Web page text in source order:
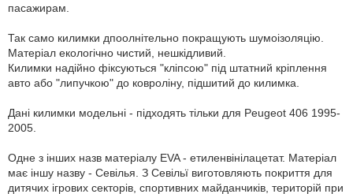
пасажирам.
Так само килимки дпоолнітельно покращують шумоізоляцію.
Матеріал екологічно чистий, нешкідливий.
Килимки надійно фіксуються "кліпсою" під штатний кріплення
авто або "липучкою" до ковроліну, підшитий до килимка.
Дані килимки модельні - підходять тільки для Peugeot 406 1995-
2005.
Одне з інших назв матеріалу EVA - етиленвінілацетат. Матеріал
має іншу назву - Севілья. З Севільї виготовляють покриття для
дитячих ігрових секторів, спортивних майданчиків, територій при